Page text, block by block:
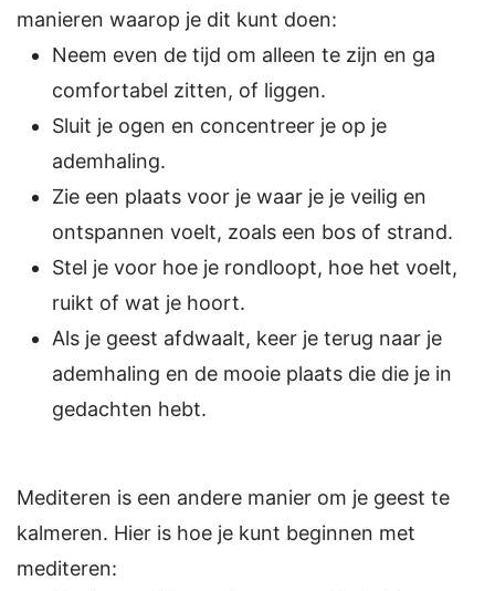
manieren waarop je dit kunt doen:
Neem even de tijd om alleen te zijn en ga
comfortabel zitten, of liggen.
Sluit je ogen en concentreer je op je
ademhaling.
Zie een plaats voor je waar je je veilig en
ontspannen voelt, zoals een bos of strand.
Stel je voor hoe je rondloopt, hoe het voelt,
ruikt of wat je hoort.
Als je geest afdwaalt, keer je terug naar je
ademhaling en de mooie plaats die die je in
gedachten hebt.
Mediteren is een andere manier om je geest te
kalmeren. Hier is hoe je kunt beginnen met
mediteren: